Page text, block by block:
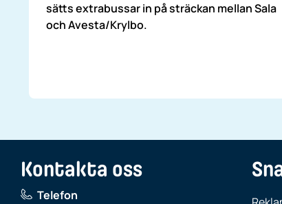
sätts extrabussar in på sträckan mellan Sala
och Avesta/Krylbo.
Kontakta oss
Telefon